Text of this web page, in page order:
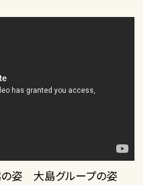
姿 大島グループの姿